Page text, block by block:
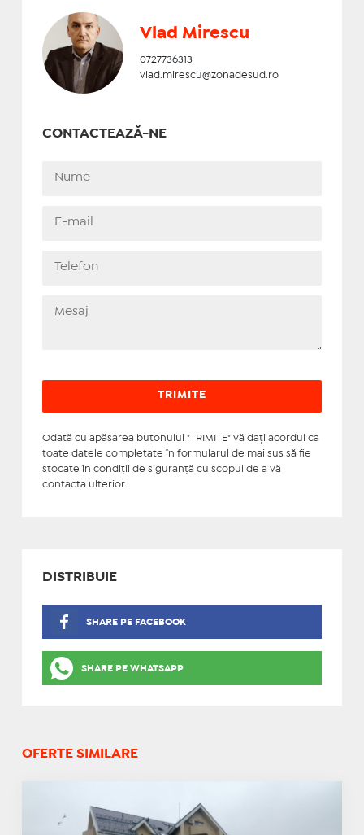
Vlad Mirescu
0727736313
vlad.mirescu@zonadesud.ro
CONTACTEAZĂ-NE
Odată cu apăsarea butonului "TRIMITE" vă daţi acordul ca
toate datele completate în formularul de mai sus să fie
stocate în condiţii de siguranţă cu scopul de a vă
contacta ulterior.
DISTRIBUIE
SHARE PE FACEBOOK
SHARE PE WHATSAPP
OFERTE SIMILARE